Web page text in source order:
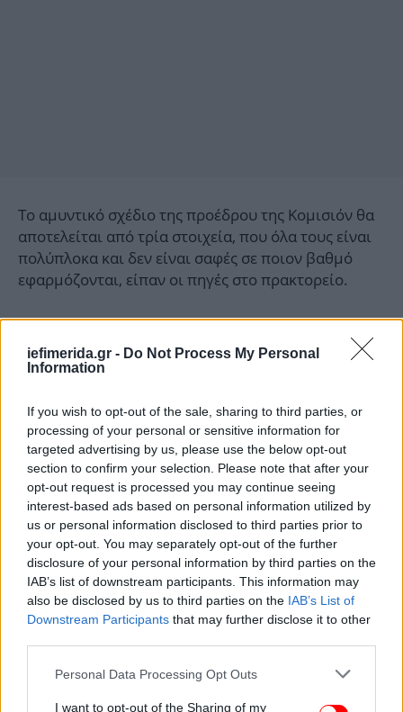
iefimerida.gr - Do Not Process My Personal
Information
If you wish to opt-out of the sale, sharing to third parties, or
processing of your personal or sensitive information for
targeted advertising by us, please use the below opt-out
section to confirm your selection. Please note that after your
opt-out request is processed you may continue seeing
interest-based ads based on personal information utilized by
us or personal information disclosed to third parties prior to
your opt-out. You may separately opt-out of the further
disclosure of your personal information by third parties on the
IAB’s list of downstream participants. This information may
also be disclosed by us to third parties on the IAB’s List of
Downstream Participants that may further disclose it to other
Please note that this website/app uses one or more Google
not limited to your visit or usage behaviour. You may click to
Personal Data Processing Opt Outs
I want to opt-out of the Sharing of my
Το αμυντικό σχέδιο της προέδρου της Κομισιόν θα
αποτελείται από τρία στοιχεία, που όλα τους είναι
πολύπλοκα και δεν είναι σαφές σε ποιον βαθμό
εφαρμόζονται, είπαν οι πηγές στο πρακτορείο.
H πρώτη πρωτοβουλία είναι σχεδιασμένη να
επιτρέψει την αύξηση των αμυντικών δαπανών για
κάθε κράτος-μέλος με αναστολή της ρήτρας
κανόνες, που θα βοηθήσει, σύμφωνα με ορισμένους
αξιωματούχους, στην κινητοποίηση τουλάχιστον
160 δισ. ευρώ. Οι συνομιλίες επικεντρώνονται στον
αποκλεισμό των αμυντικών δαπανών από τους
υπολογισμούς του ελλείμματος και θα μπορούσαν
να ανέλθουν μεταξύ 1% και 2% του εθνικού ΑΕΠ για
δύο έως τέσσερα χρόνια, σύμφωνα με τις πηγές του
Bloomberg, αλλά μένει να διευκρινιστούν οι
λεπτομέρειες, συμπεριλαμβανομένου του τι
χαρακτηρίζεται ως αμυντική δαπάνη, για πόσο
διάστημα θα διαρκέσει αυτή η ρήτρα διαφυγής και
εάν η επίτευξη του στόχου του 2% του ΝΑΤΟ θα
είναι ένας παράγοντας που θα συνυπολογιστεί.